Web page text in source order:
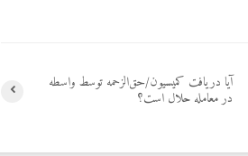
آیا دریافت کمیسیون/حق‌الزحمه توسط واسطه
در معامله حلال است؟